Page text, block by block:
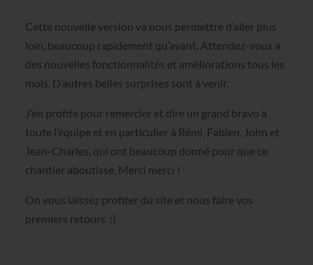
Cette nouvelle version va nous permettre d’aller plus
loin, beaucoup rapidement qu’avant. Attendez-vous a
des nouvelles fonctionnalités et améliorations tous les
mois. D’autres belles surprises sont à venir.
J’en profite pour remercier et dire un grand bravo à
toute l’équipe et en particulier à Rémi, Fabien, John et
Jean-Charles, qui ont beaucoup donné pour que ce
chantier aboutisse. Merci merci !
On vous laissez profiter du site et nous faire vos
premiers retours :)